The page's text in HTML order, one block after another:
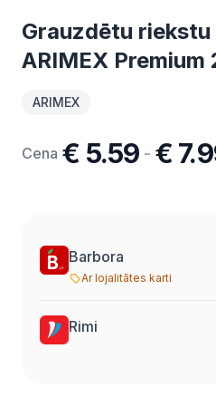
Grauzdētu
ARIMEX Premium
ARIMEX
Cena € 5.59 - €
Barbora
Ar lojalitātes karti
Rimi